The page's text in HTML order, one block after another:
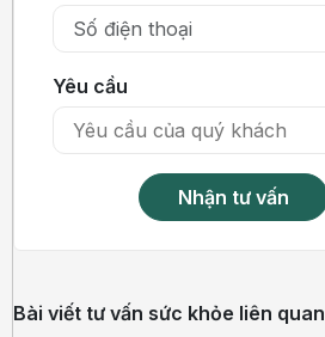
Yêu cầu
Nhận tư vấn
Bài viết tư vấn sức khỏe liên quan